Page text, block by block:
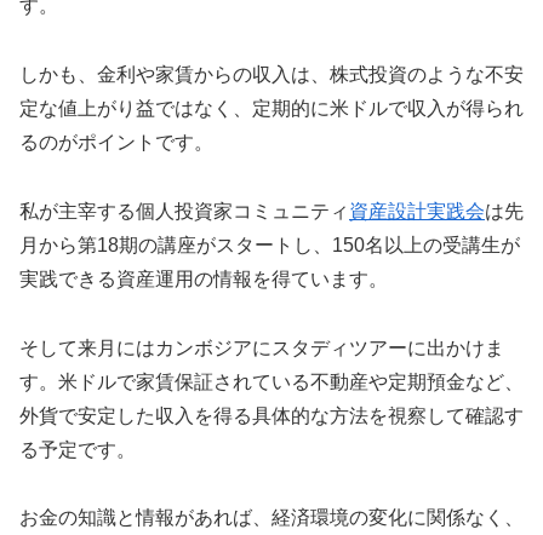
す。
しかも、金利や家賃からの収入は、株式投資のような不安
定な値上がり益ではなく、定期的に米ドルで収入が得られ
るのがポイントです。
私が主宰する個人投資家コミュニティ 資産設計実践会は先
月から第18期の講座がスタートし、150名以上の受講生が
実践できる資産運用の情報を得ています。
そして来月にはカンボジアにスタディツアーに出かけま
す。米ドルで家賃保証されている不動産や定期預金など、
外貨で安定した収入を得る具体的な方法を視察して確認す
る予定です。
お金の知識と情報があれば、経済環境の変化に関係なく、